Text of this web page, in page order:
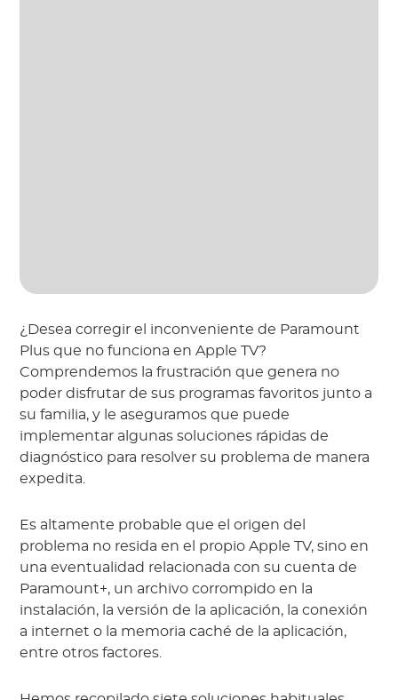
¿Desea corregir el inconveniente de Paramount
Plus que no funciona en Apple TV?
Comprendemos la frustración que genera no
poder disfrutar de sus programas favoritos junto a
su familia, y le aseguramos que puede
implementar algunas soluciones rápidas de
diagnóstico para resolver su problema de manera
expedita.
Es altamente probable que el origen del
problema no resida en el propio Apple TV, sino en
una eventualidad relacionada con su cuenta de
Paramount+, un archivo corrompido en la
instalación, la versión de la aplicación, la conexión
a internet o la memoria caché de la aplicación,
entre otros factores.